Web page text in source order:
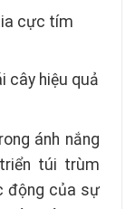
cực tím
cây hiệu quả
ánh nắng
túi trùm
động của sự